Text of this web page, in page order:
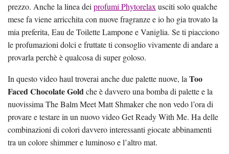
prezzo. Anche la linea dei profumi Phytorelax usciti solo qualche
mese fa viene arricchita con nuove fragranze e io ho gia trovato la
mia preferita, Eau de Toilette Lampone e Vaniglia. Se ti piacciono
le profumazioni dolci e fruttate ti consoglio vivamente di andare a
provarla perchè è qualcosa di super goloso.
In questo video haul troverai anche due palette nuove, la Too
Faced Chocolate Goldche è davvero una bomba di palette e la
nuovissima The Balm Meet Matt Shmaker che non vedo l’ora di
provare e testare in un nuovo video Get Ready With Me. Ha delle
combinazioni di colori davvero interessanti giocate abbinamenti
tra un colore shimmer e luminoso e l’altro mat.